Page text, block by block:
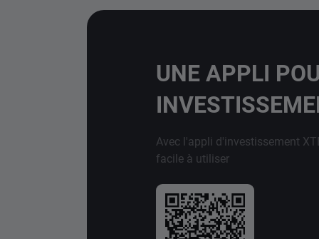
UNE APPLI
Avec l'appli d'investissement
facile à utiliser